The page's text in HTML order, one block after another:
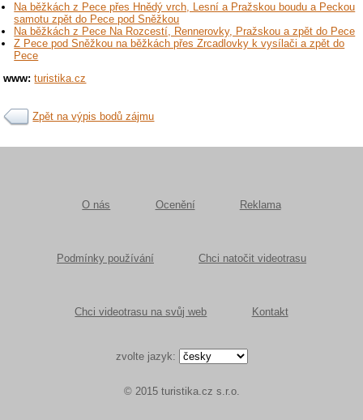
Na běžkách z Pece přes Hnědý vrch, Lesní a Pražskou boudu a Peckou
samotu zpět do Pece pod Sněžkou
Na běžkách z Pece Na Rozcestí, Rennerovky, Pražskou a zpět do Pece
Z Pece pod Sněžkou na běžkách přes Zrcadlovky k vysílači a zpět do
Pece
www: turistika.cz
Zpět na výpis bodů zájmu
O nás Ocenění Reklama
Podmínky používání Chci natočit videotrasu
Chci videotrasu na svůj web Kontakt
zvolte jazyk:
© 2015 turistika.cz s.r.o.